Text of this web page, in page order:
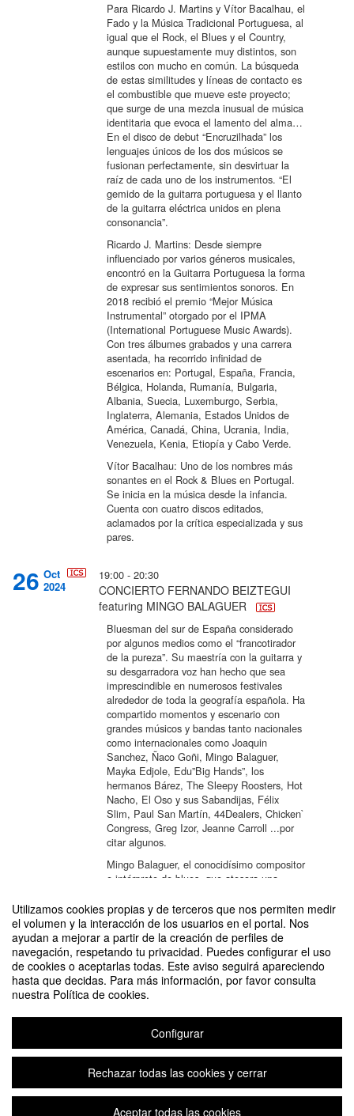
Utilizamos cookies propias y de terceros que nos permiten medir
el volumen y la interacción de los usuarios en el portal. Nos
ayudan a mejorar a partir de la creación de perfiles de
navegación, respetando tu privacidad. Puedes configurar el uso
de cookies o aceptarlas todas. Este aviso seguirá apareciendo
hasta que decidas. Para más información, por favor consulta
nuestra Política de cookies.
Configurar
Rechazar todas las cookies y cerrar
Aceptar todas las cookies
Para Ricardo J. Martins y Vítor Bacalhau, el
Fado y la Música Tradicional Portuguesa, al
igual que el Rock, el Blues y el Country,
aunque supuestamente muy distintos, son
estilos con mucho en común. La búsqueda
de estas similitudes y líneas de contacto es
el combustible que mueve este proyecto;
que surge de una mezcla inusual de música
identitaria que evoca el lamento del alma…
En el disco de debut “Encruzilhada” los
lenguajes únicos de los dos músicos se
fusionan perfectamente, sin desvirtuar la
raíz de cada uno de los instrumentos. “El
gemido de la guitarra portuguesa y el llanto
de la guitarra eléctrica unidos en plena
consonancia”.
Ricardo J. Martins: Desde siempre
influenciado por varios géneros musicales,
encontró en la Guitarra Portuguesa la forma
de expresar sus sentimientos sonoros. En
2018 recibió el premio “Mejor Música
Instrumental” otorgado por el IPMA
(International Portuguese Music Awards).
Con tres álbumes grabados y una carrera
asentada, ha recorrido infinidad de
escenarios en: Portugal, España, Francia,
Bélgica, Holanda, Rumanía, Bulgaria,
Albania, Suecia, Luxemburgo, Serbia,
Inglaterra, Alemania, Estados Unidos de
América, Canadá, China, Ucrania, India,
Venezuela, Kenia, Etiopía y Cabo Verde.
Vítor Bacalhau: Uno de los nombres más
sonantes en el Rock & Blues en Portugal.
Se inicia en la música desde la infancia.
Cuenta con cuatro discos editados,
aclamados por la crítica especializada y sus
pares.
26 Oct
2024
19:00 - 20:30
CONCIERTO FERNANDO BEIZTEGUI
featuring MINGO BALAGUER
Bluesman del sur de España considerado
por algunos medios como el “francotirador
de la pureza”. Su maestría con la guitarra y
su desgarradora voz han hecho que sea
imprescindible en numerosos festivales
alrededor de toda la geografía española. Ha
compartido momentos y escenario con
grandes músicos y bandas tanto nacionales
como internacionales como Joaquin
Sanchez, Ñaco Goñi, Mingo Balaguer,
Mayka Edjole, Edu”Big Hands”, los
hermanos Bárez, The Sleepy Roosters, Hot
Nacho, El Oso y sus Sabandijas, Félix
Slim, Paul San Martín, 44Dealers, Chicken`
Congress, Greg Izor, Jeanne Carroll ...por
citar algunos.
Mingo Balaguer, el conocidísimo compositor
e intérprete de blues, que atesora una
trayectoria musical, vuelve al escenario de
Antiquarium, para rendir tributo al Blues y
acompañar como ha hecho desde la I
Edición el Ciclo de Blues de la UPO, del
que ha sido nombrado “padrino” en
agradecimiento a su vinculación y apoyos.
IV CICLO DE BLUES DE LA UPO
Organizado por Servicio de Extensión Cultural de la UPO